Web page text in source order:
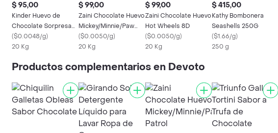
$ 95,00
Kinder Huevo de
Chocolate Sorpresa
de Masha y el Oso
($0.0048/g)
20 Kg
$ 99,00
Zaini Chocolate Huevo
Mickey/Minnie/Paw
Patrol
($0.0050/g)
20 Kg
$ 99,00
Zaini Chocolate Huevo
Hot Wheels 8D
($0.0050/g)
20 Kg
$ 415,00
Kathy Bombonera
Seashells 250G
($1.66/g)
250 g
Productos complementarios en Devoto